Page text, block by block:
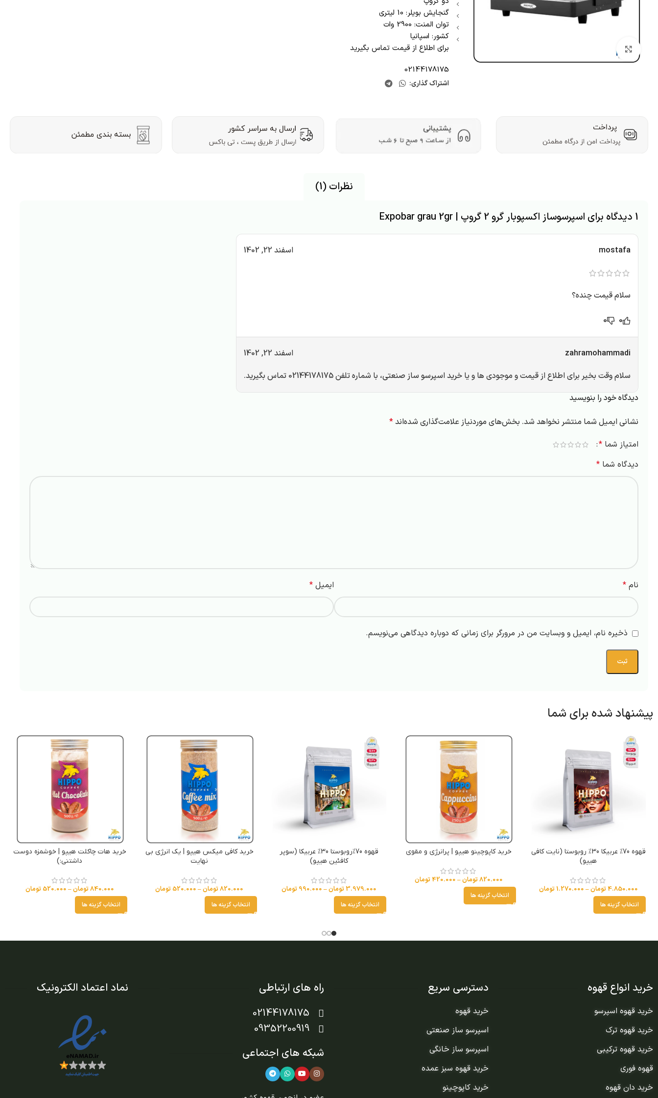
گنجایش بویلر: 10 لیتری
توان المنت: 2900 وات
کشور: اسپانیا
برای اطلاع از قیمت تماس بگیرید
02144178175
اشتراک گذاری:
نظرات (1)
1 دیدگاه برای اسپرسوساز اکسپوبار گرو 2 گروپ | Expobar grau 2gr
mostafa اسفند 22, 1402
سلام قیمت چنده؟
0
0
zahramohammadi
اسفند 22, 1402
سلام وقت بخیر برای اطلاع از قیمت و موجودی ها و یا خرید اسپرسو ساز صنعتی، با شماره تلفن 02144178175 تماس بگیرید.
دیدگاه خود را بنویسید
نشانی ایمیل شما منتشر نخواهد شد. بخش‌های موردنیاز علامت‌گذاری شده‌اند*
امتیاز شما *
دیدگاه شما *
نام * ایمیل *
ذخیره نام، ایمیل و وبسایت من در مرورگر برای زمانی که دوباره دیدگاهی می‌نویسم.
پیشنهاد شده برای شما
قهوه 70% عربیکا 30% روبوستا (نایت کافی
هیپو)
4.850.000 تومان–
1.270.000 تومان
انتخاب گزینه ها
خرید کاپوچینو هیپو | پرانرژی و مقوی
820.000تومان–
420.000 تومان
انتخاب گزینه ها
قهوه 70%روبوستا 30% عربیکا (سوپر
کافئین هیپو)
3.979.000 تومان–
990.000 تومان
انتخاب گزینه ها
خرید کافی میکس هیپو | یک انرژی بی
نهایت
820.000تومان–
520.000 تومان
انتخاب گزینه ها
خرید هات چاکلت هیپو | خوشمزه دوست
داشتنی:)
840.000تومان–
520.000 تومان
انتخاب گزینه ها
خرید انواع قهوه
خرید قهوه اسپرسو
خرید قهوه ترک
خرید قهوه ترکیبی
قهوه فوری
خرید دان قهوه
دسترسی سریع
خرید قهوه
اسپرسو ساز صنعتی
اسپرسو ساز خانگی
خرید قهوه سبز عمده
خرید کاپوچینو
راه های ارتباطی
02144178175
09352200919
شبکه های اجتماعی
نماد اعتماد الکترونیک